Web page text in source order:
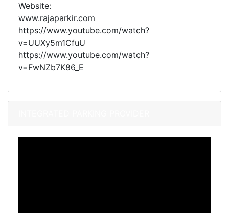
Website:
www.rajaparkir.com
https://www.youtube.com/watch?
v=UUXy5m1CfuU
https://www.youtube.com/watch?
v=FwNZb7K86_E